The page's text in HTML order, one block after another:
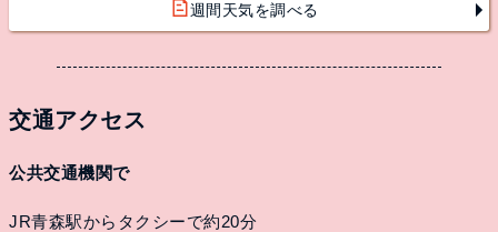
週間天気を調べる
交通アクセス
公共交通機関で
JR青森駅からタクシーで約20分